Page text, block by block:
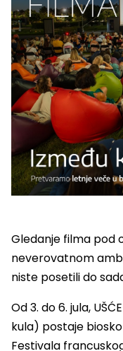
Gledanje filma pod
neverovatnom
niste posetili do
Od 3. do 6. jula,
kula) postaje
Festivala